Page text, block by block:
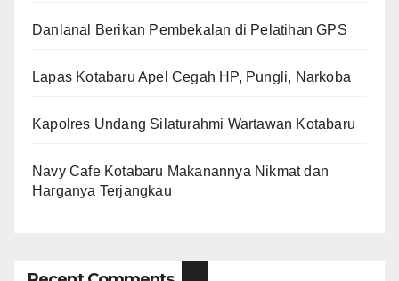
Danlanal Berikan Pembekalan di Pelatihan GPS
Lapas Kotabaru Apel Cegah HP, Pungli, Narkoba
Kapolres Undang Silaturahmi Wartawan Kotabaru
Navy Cafe Kotabaru Makanannya Nikmat dan
Harganya Terjangkau